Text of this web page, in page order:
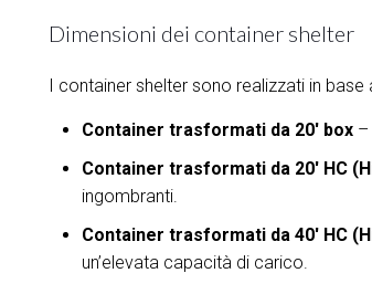
Dimensioni dei container shelter
I container shelter sono realizzati in
Container trasformati da 20' box –
Container trasformati da 20' HC
ingombranti.
Container trasformati da 40' HC
un’elevata capacità di carico.